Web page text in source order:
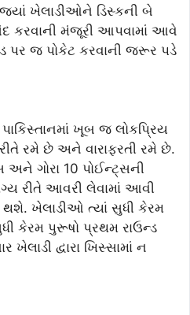
ખેલાડીઓને ડિસ્કની બે
મંજૂરી આપવામાં આવે
પર જ પોકેટ કરવાની જરૂર પડે
ખૂબ જ લોકપ્રિય
રમે છે અને વારાફરતી રમે છે.
ગોરા 10 પોઈન્ટ્સની
રીતે આવરી લેવામાં આવી
થશે. ખેલાડીઓ ત્યાં સુધી કેરમ
કેરમ પુરૂષો પ્રથમ રાઉન્ડ
દ્વારા ખિસ્સામાં ન